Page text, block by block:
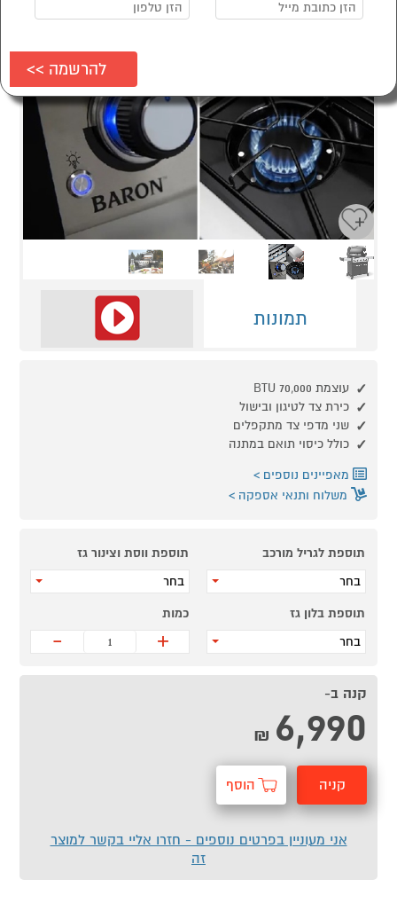
תמונות
עוצמת 70,000 BTU
כירת צד לטיגון ובישול
שני מדפי צד מתקפלים
כולל כיסוי תואם במתנה
מאפיינים נוספים
משלוח ותנאי אספקה
תוספת לגריל מורכב
בחר
תוספת ווסת וצינור גז
בחר
תוספת בלון גז
בחר
כמות
+
-
קנה ב-
6,990
₪
קניה הוסף
אני מעוניין בפרטים נוספים - חזרו אליי בקשר למוצר
זה